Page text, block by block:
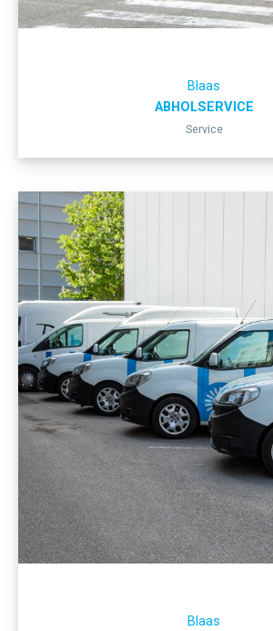
Blaas
ABHOLSERVICE
Service
Blaas